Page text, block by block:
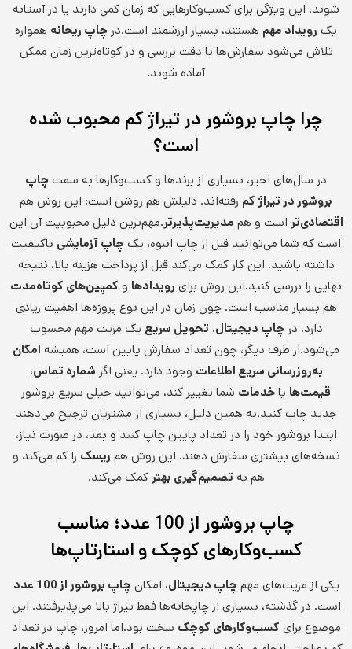
شوند. این ویژگی برای کسب‌وکارهایی که زمان کمی دارند یا در آستانه
یک رویداد مهم هستند، بسیار ارزشمند است.در چاپ ریحانه همواره
تلاش می‌شود سفارش‌ها با دقت بررسی و در کوتاه‌ترین زمان ممکن
آماده شوند.
چرا چاپ بروشور در تیراژ کم محبوب شده
است؟
در سال‌های اخیر، بسیاری از برندها و کسب‌وکارها به سمتچاپ
بروشور در تیراژ کم رفته‌اند. دلیلش هم روشن است: این روش هم
اقتصادی‌تر است و هم مدیریت‌پذیرتر.مهم‌ترین دلیل محبوبیت آن این
است که شما می‌توانید قبل از چاپ انبوه، یکچاپ آزمایشی باکیفیت
داشته باشید. این کار کمک می‌کند قبل از پرداخت هزینه بالا، نتیجه
نهایی را بررسی کنید.این روش برای رویدادها و کمپین‌های کوتاه‌مدت
هم بسیار مناسب است. چون زمان در این نوع پروژه‌ها اهمیت زیادی
دارد. درچاپ دیجیتال، تحویل سریع یک مزیت مهم محسوب
می‌شود.از طرف دیگر، چون تعداد سفارش پایین است، همیشه امکان
به‌روزرسانی سریع اطلاعات وجود دارد. یعنی اگر شماره تماس،
قیمت‌ها یاخدمات شما تغییر کند، می‌توانید خیلی سریع بروشور
جدید چاپ کنید.به همین دلیل، بسیاری از مشتریان ترجیح می‌دهند
ابتدا بروشور خود را در تعداد پایین چاپ کنند و بعد، در صورت نیاز،
نسخه‌های بیشتری سفارش دهند. این روش هم ریسک را کم می‌کند و
هم به تصمیم‌گیری بهترکمک می‌کند.
چاپ بروشور از 100 عدد؛ مناسب
کسب‌وکارهای کوچک و استارتاپ‌ها
یکی از مزیت‌های مهمچاپ دیجیتال، امکانچاپ بروشور از 100 عدد
است. در گذشته، بسیاری از چاپخانه‌ها فقط تیراژ بالا می‌پذیرفتند. این
موضوع برای کسب‌وکارهای کوچک سخت بود.اما امروز، چاپ در تعداد